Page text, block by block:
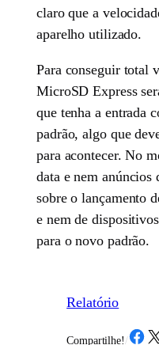
claro que a
aparelho utilizado.
Para conseguir total
MicroSD Express
que tenha a entrada
padrão, algo que
para acontecer. No
data e nem anúncios
sobre o lançamento
e nem de
para o novo padrão.
Relatório
Compartilhe! /Share onShare on X